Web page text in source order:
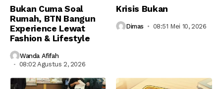
Bukan Cuma Soal
Rumah, BTN Bangun
Experience Lewat
Fashion & Lifestyle
Wanda Afifah
08:02 Agustus 2, 2026
Krisis Bukan
Dimas 08:51 Mei 10, 2026